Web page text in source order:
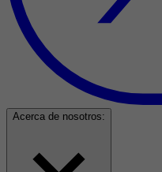
Acerca de nosotros: